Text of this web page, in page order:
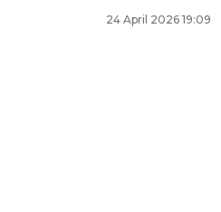
24 April 2026 19:09